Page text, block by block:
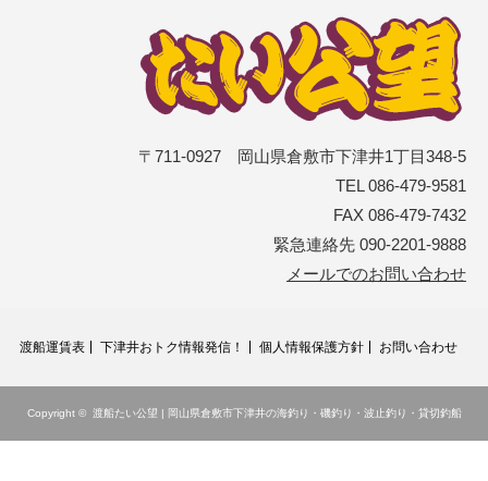
〒711-0927 岡山県倉敷市下津井1丁目348-5
TEL 086-479-9581
FAX 086-479-7432
緊急連絡先 090-2201-9888
メールでのお問い合わせ
渡船運賃表 下津井おトク情報発信！ 個人情報保護方針 お問い合わせ
Copyright © 渡船たい公望 | 岡山県倉敷市下津井の海釣り・磯釣り・波止釣り・貸切釣船